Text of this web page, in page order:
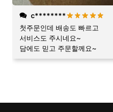
c********
첫주문인데 배송도 빠르고
서비스도 주시네요~
담에도 믿고 주문할께요~